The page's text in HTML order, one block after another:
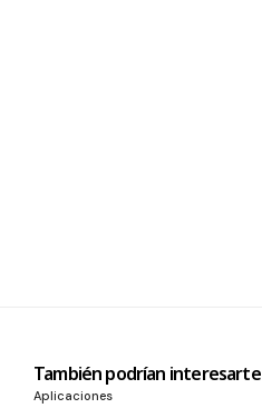
También podrían interesarte
Aplicaciones